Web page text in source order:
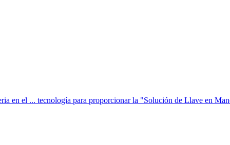
en el ... tecnología para proporcionar la "Solución de Llave en